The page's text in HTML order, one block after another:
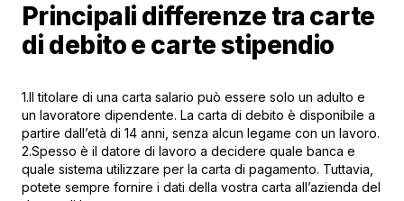
Principali differenze tra carte
di debito e carte stipendio
1.Il titolare di una carta salario può essere solo un adulto e
un lavoratore dipendente. La carta di debito è disponibile a
partire dall’età di 14 anni, senza alcun legame con un lavoro.
2.Spesso è il datore di lavoro a decidere quale banca e
quale sistema utilizzare per la carta di pagamento. Tuttavia,
potete sempre fornire i dati della vostra carta all’azienda del